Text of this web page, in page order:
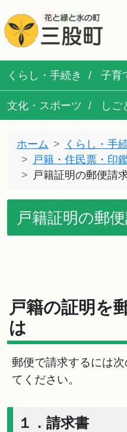
くらし・手続き 子育
文化・スポーツ しご
ホーム
くらし・手
戸籍・住民票・印
戸籍証明の郵便請
戸籍証明の郵
戸籍の証明を
は
郵便で請求するには
てください。
１．請求書